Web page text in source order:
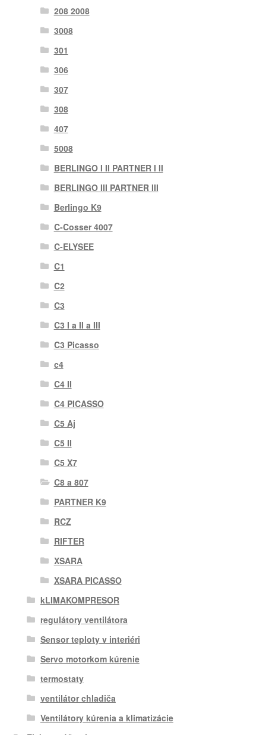
208 2008
3008
301
306
307
308
407
5008
BERLINGO I II PARTNER I II
BERLINGO III PARTNER III
Berlingo K9
C-Cosser 4007
C-ELYSEE
C1
C2
C3
C3 I a II a III
C3 Picasso
c4
C4 II
C4 PICASSO
C5 Aj
C5 II
C5 X7
C8 a 807
PARTNER K9
RCZ
RIFTER
XSARA
XSARA PICASSO
kLIMAKOMPRESOR
regulátory ventilátora
Sensor teploty v interiéri
Servo motorkom kúrenie
termostaty
ventilátor chladiča
Ventilátory kúrenia a klimatizácie